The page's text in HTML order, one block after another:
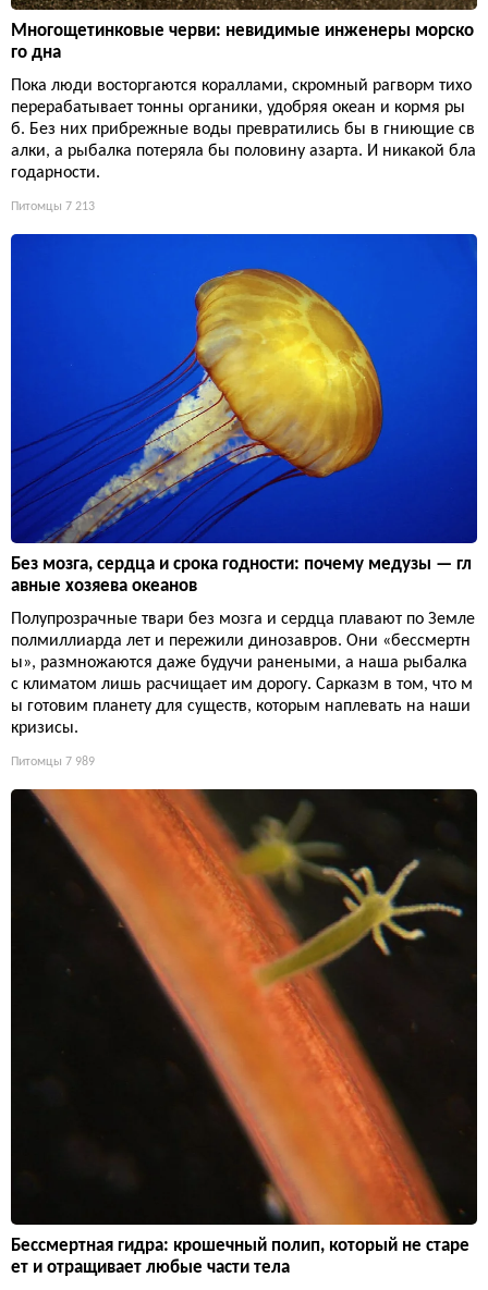
Многощетинковые черви: невидимые инженеры морско
го дна
Пока люди восторгаются кораллами, скромный рагворм тихо
перерабатывает тонны органики, удобряя океан и кормя ры
б. Без них прибрежные воды превратились бы в гниющие св
алки, а рыбалка потеряла бы половину азарта. И никакой бла
годарности.
Питомцы 7 213
Без мозга, сердца и срока годности: почему медузы — гл
авные хозяева океанов
Полупрозрачные твари без мозга и сердца плавают по Земле
полмиллиарда лет и пережили динозавров. Они «бессмертн
ы», размножаются даже будучи ранеными, а наша рыбалка
с климатом лишь расчищает им дорогу. Сарказм в том, что м
ы готовим планету для существ, которым наплевать на наши
кризисы.
Питомцы 7 989
Бессмертная гидра: крошечный полип, который не старе
ет и отращивает любые части тела